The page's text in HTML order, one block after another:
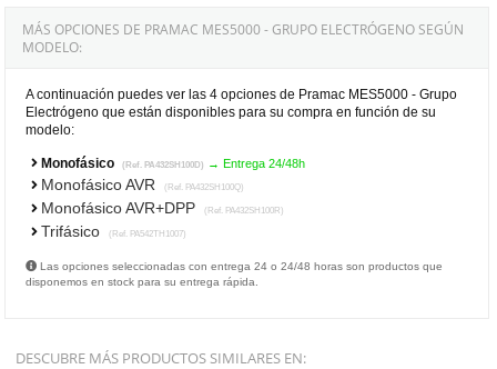
MÁS OPCIONES DE PRAMAC MES5000 - GRUPO ELECTRÓGENO SEGÚN
MODELO:
A continuación puedes ver las 4 opciones de Pramac MES5000 - Grupo
Electrógeno que están disponibles para su compra en función de su
modelo:
Monofásico (Ref. PA432SH100D) → Entrega 24/48h
Monofásico AVR (Ref. PA432SH100Q)
Monofásico AVR+DPP (Ref. PA432SH100R)
Trifásico (Ref. PA542TH1007)
Las opciones seleccionadas con entrega 24 o 24/48 horas son productos que
disponemos en stock para su entrega rápida.
DESCUBRE MÁS PRODUCTOS SIMILARES EN: